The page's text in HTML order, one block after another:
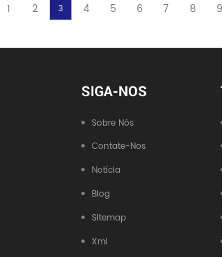
1 2 3 4 5 6 7 8 9
SIGA-NOS
Sobre Nós
Contate-Nos
Notícia
Blog
Sitemap
Xml